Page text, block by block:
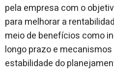
pela empresa com o
para melhorar a
meio de benefícios como
longo prazo e
estabilidade do